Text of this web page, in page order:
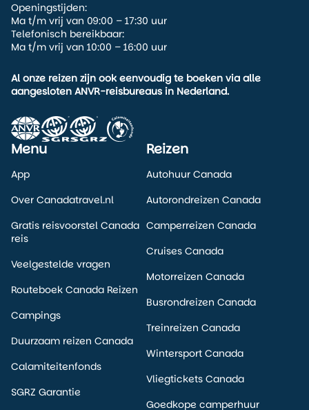
Openingstijden:
Ma t/m vrij van 09:00 – 17:30 uur
Telefonisch bereikbaar:
Ma t/m vrij van 10:00 – 16:00 uur
Al onze reizen zijn ook eenvoudig te boeken via alle
aangesloten ANVR-reisbureaus in Nederland.
Menu
App
Over Canadatravel.nl
Gratis reisvoorstel Canada
reis
Veelgestelde vragen
Routeboek Canada Reizen
Campings
Duurzaam reizen Canada
Calamiteitenfonds
SGRZ Garantie
Reizen
Autohuur Canada
Autorondreizen Canada
Camperreizen Canada
Cruises Canada
Motorreizen Canada
Busrondreizen Canada
Treinreizen Canada
Wintersport Canada
Vliegtickets Canada
Goedkope camperhuur